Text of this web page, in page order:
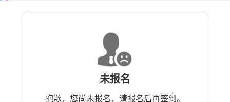
未报名
抱歉，您尚未报名，请报名后再签到。